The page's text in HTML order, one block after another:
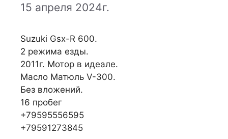
15 апреля 2024г.
Suzuki Gsx-R 600.
2 режима езды.
2011г. Мотор в идеале.
Масло Матюль V-300.
Без вложений.
16 пробег
+79595556595
+79591273845